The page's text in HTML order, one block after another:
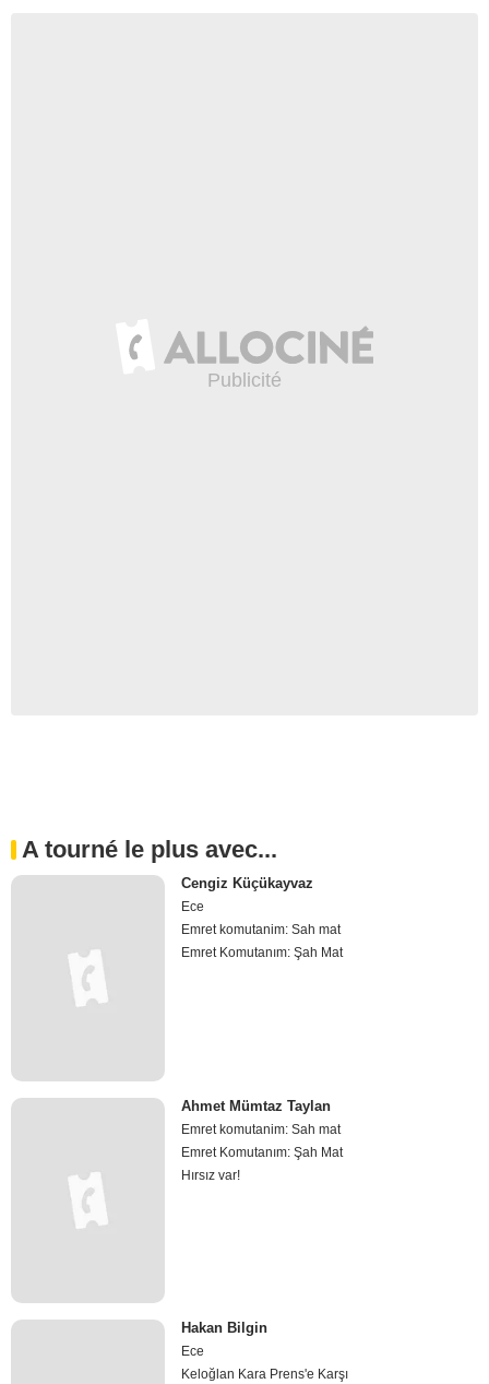
A tourné le plus avec...
Cengiz Küçükayvaz
Ece
Emret komutanim: Sah mat
Emret Komutanım: Şah Mat
Ahmet Mümtaz Taylan
Emret komutanim: Sah mat
Emret Komutanım: Şah Mat
Hırsız var!
Hakan Bilgin
Ece
Keloğlan Kara Prens'e Karşı